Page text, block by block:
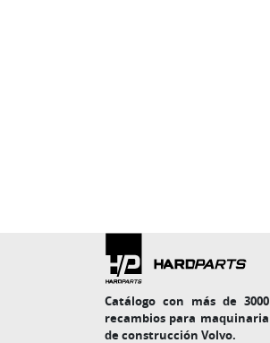
Catálogo con más de 3000
recambios para maquinaria
de construcción Volvo.